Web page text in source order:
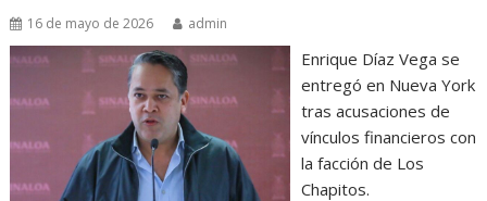
16 de mayo de 2026 admin
Enrique Díaz Vega se
entregó en Nueva York
tras acusaciones de
vínculos financieros con
la facción de Los
Chapitos.